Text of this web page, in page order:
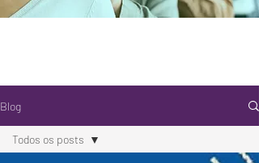
Blog
Todos os posts